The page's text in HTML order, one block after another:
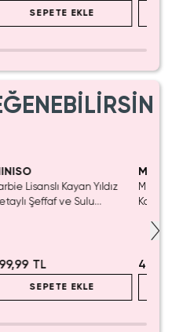
SEPETE EKLE
Lisanslı Kayan Yıldız
Şeffaf ve Sulu
TL
SEPETE EKLE
Miniso
Kalem